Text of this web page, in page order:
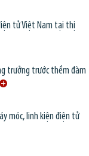
tử Việt Nam tại thị
trưởng trước thềm đàm
móc, linh kiện điện tử